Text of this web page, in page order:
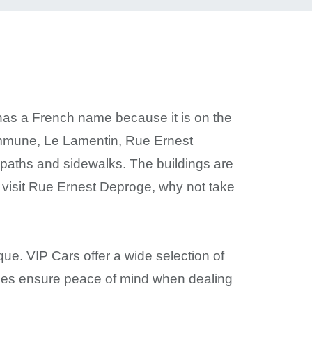
a French name because it is on the
Le Lamentin, Rue Ernest
and sidewalks. The buildings are
Rue Ernest Deproge, why not take
VIP Cars offer a wide selection of
ensure peace of mind when dealing